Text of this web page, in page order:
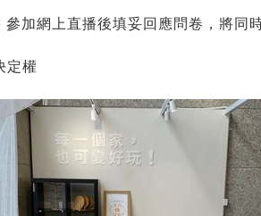
參加網上直播後填妥回應問卷，將同
定權